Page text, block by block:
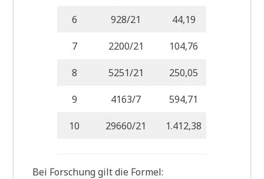
6 928/21 44,19
7 2200/21 104,76
8 5251/21 250,05
9 4163/7 594,71
10 29660/21 1.412,38
Bei Forschung gilt die Formel: